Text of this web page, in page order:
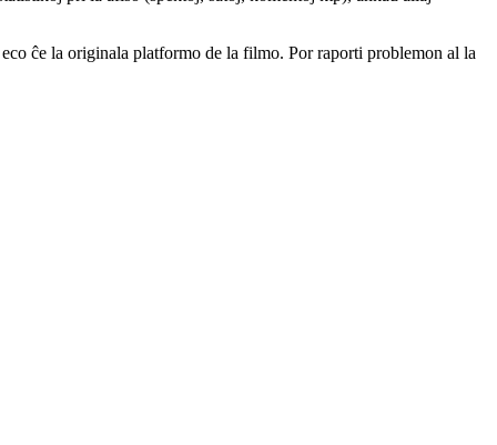
ĉe la originala platformo de la filmo. Por raporti problemon al la